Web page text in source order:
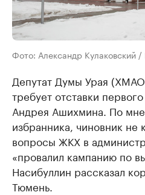
Фото: Александр Кулаковский /
Депутат Думы Урая
требует отставки
Андрея Ашихмина. По
избранника, чиновник не
вопросы ЖКХ в
«провалил кампанию по
Насибуллин рассказал
Тюмень.